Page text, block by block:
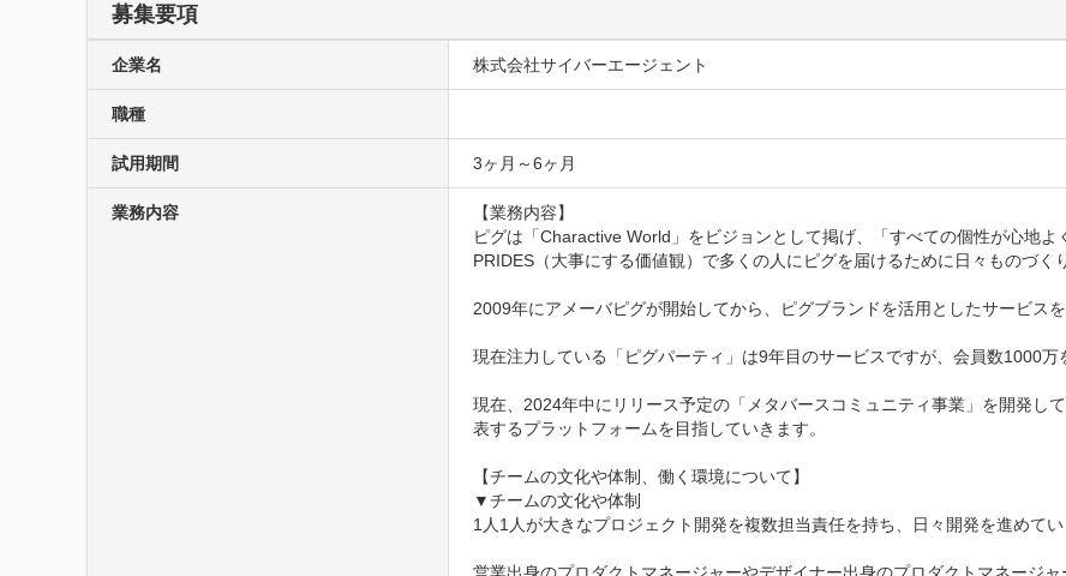
募集要項
企業名 株式会社サイバーエージェント
職種
試用期間 3ヶ月～6ヶ月
業務内容
【業務内容】
ピグは「Charactive World」をビジョンとして掲げ、「すべての個性が心地
PRIDES（大事にする価値観）で多くの人にピグを届けるために日々ものづく
2009年にアメーバピグが開始してから、ピグブランドを活用としたサービス
現在注力している「ピグパーティ」は9年目のサービスですが、会員数1000万
現在、2024年中にリリース予定の「メタバースコミュニティ事業」を開発し
表するプラットフォームを目指していきます。
【チームの文化や体制、働く環境について】
▼チームの文化や体制
1人1人が大きなプロジェクト開発を複数担当責任を持ち、日々開発を進めてい